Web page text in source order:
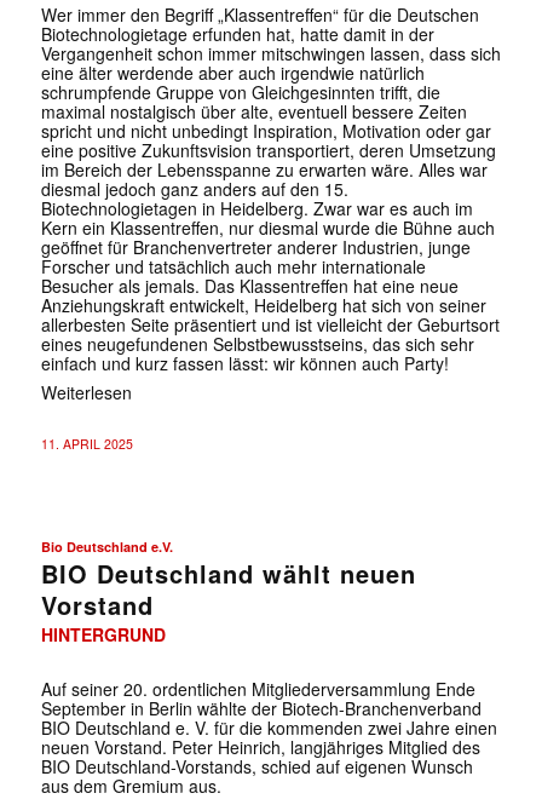
Wer immer den Begriff „Klassentreffen“ für die Deutschen
Biotechnologietage erfunden hat, hatte damit in der
Vergangenheit schon immer mitschwingen lassen, dass sich
eine älter werdende aber auch irgendwie natürlich
schrumpfende Gruppe von Gleichgesinnten trifft, die
maximal nostalgisch über alte, eventuell bessere Zeiten
spricht und nicht unbedingt Inspiration, Motivation oder gar
eine positive Zukunftsvision transportiert, deren Umsetzung
im Bereich der Lebensspanne zu erwarten wäre. Alles war
diesmal jedoch ganz anders auf den 15.
Biotechnologietagen in Heidelberg. Zwar war es auch im
Kern ein Klassentreffen, nur diesmal wurde die Bühne auch
geöffnet für Branchenvertreter anderer Industrien, junge
Forscher und tatsächlich auch mehr internationale
Besucher als jemals. Das Klassentreffen hat eine neue
Anziehungskraft entwickelt, Heidelberg hat sich von seiner
allerbesten Seite präsentiert und ist vielleicht der Geburtsort
eines neugefundenen Selbstbewusstseins, das sich sehr
einfach und kurz fassen lässt: wir können auch Party!
Weiterlesen
11. APRIL 2025
Bio Deutschland e.V.
BIO Deutschland wählt neuen
Vorstand
HINTERGRUND
Auf seiner 20. ordentlichen Mitgliederversammlung Ende
September in Berlin wählte der Biotech-Branchenverband
BIO Deutschland e. V. für die kommenden zwei Jahre einen
neuen Vorstand. Peter Heinrich, langjähriges Mitglied des
BIO Deutschland-Vorstands, schied auf eigenen Wunsch
aus dem Gremium aus.